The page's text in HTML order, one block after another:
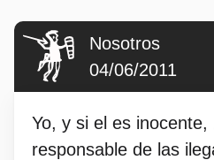
Nosotros
04/06/2011
Yo, y si el es inocente,
responsable de las